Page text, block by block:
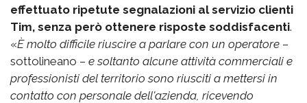
effettuato ripetute segnalazioni al servizio clienti
Tim, senza però ottenere risposte soddisfacenti.
«È molto difficile riuscire a parlare con un operatore –
sottolineano – e soltanto alcune attività commerciali e
professionisti del territorio sono riusciti a mettersi in
contatto con personale dell'azienda, ricevendo